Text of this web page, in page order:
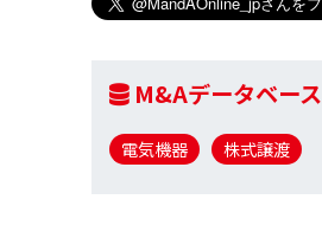
M&Aデータベース
電気機器 株式譲渡